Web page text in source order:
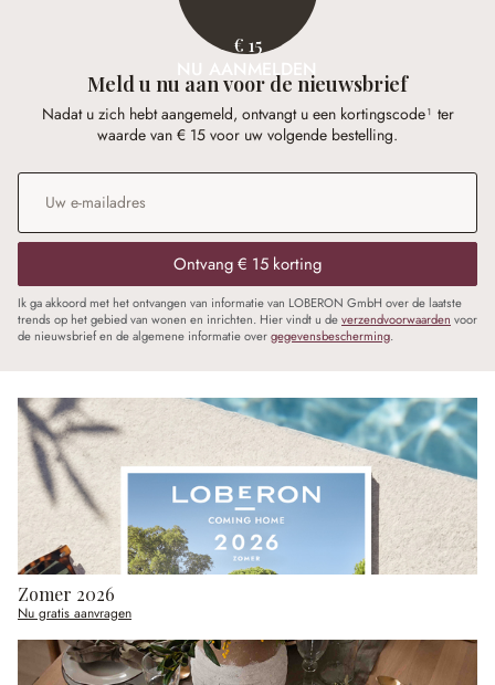
€ 15
NU AANMELDEN
Meld u nu aan voor de nieuwsbrief
Nadat u zich hebt aangemeld, ontvangt u een kortingscode¹ ter
waarde van € 15 voor uw volgende bestelling.
E-mailadres
Ontvang € 15 korting
Ik ga akkoord met het ontvangen van informatie van LOBERON GmbH over de laatste
trends op het gebied van wonen en inrichten. Hier vindt u deverzendvoorwaarden voor
de nieuwsbrief en de algemene informatie overgegevensbescherming.
Zomer 2026
Nu gratis aanvragen